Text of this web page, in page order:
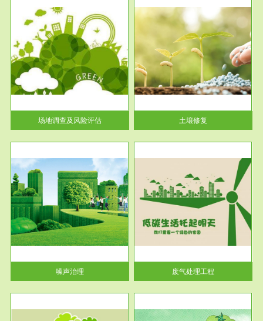
场地调查及风险评估
服务范围
土壤修复
土壤修复
噪声治理
服务范围
废气处理工程
废气处理工程